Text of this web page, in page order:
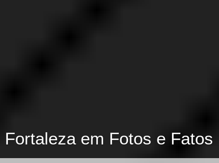
Fortaleza em Fotos e Fatos